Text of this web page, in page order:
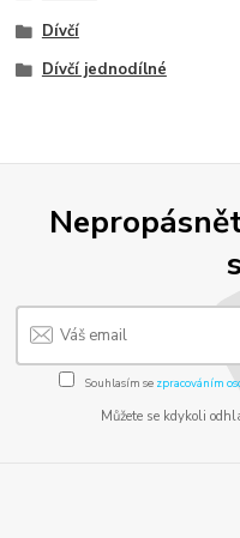
Dívčí
Dívčí jednodílné
Souhlasím se zpracováním
Můžete se kdykoli